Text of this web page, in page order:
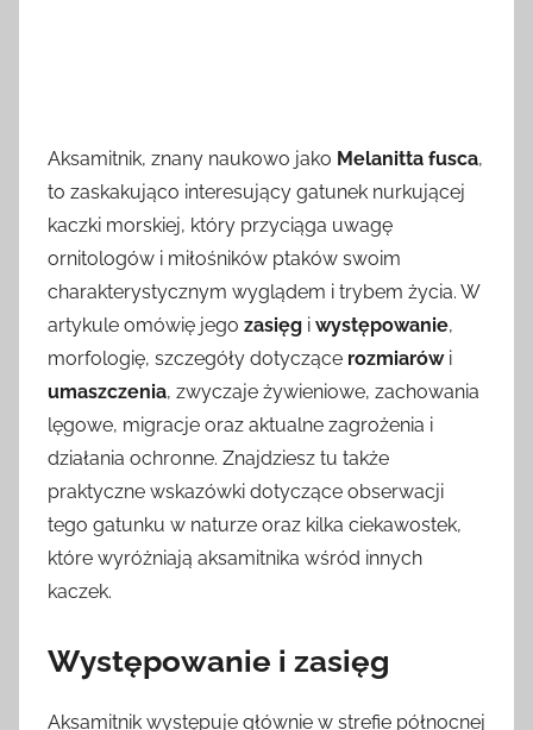
Aksamitnik, znany naukowo jako Melanitta fusca,
to zaskakująco interesujący gatunek nurkującej
kaczki morskiej, który przyciąga uwagę
ornitologów i miłośników ptaków swoim
charakterystycznym wyglądem i trybem życia. W
artykule omówię jego zasięg i występowanie,
morfologię, szczegóły dotyczące rozmiarówi
umaszczenia, zwyczaje żywieniowe, zachowania
lęgowe, migracje oraz aktualne zagrożenia i
działania ochronne. Znajdziesz tu także
praktyczne wskazówki dotyczące obserwacji
tego gatunku w naturze oraz kilka ciekawostek,
które wyróżniają aksamitnika wśród innych
kaczek.
Występowanie i zasięg
Aksamitnik występuje głównie w strefie północnej